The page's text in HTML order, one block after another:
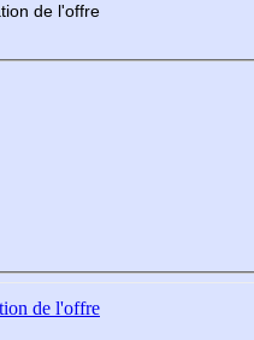
de l'offre
de l'offre